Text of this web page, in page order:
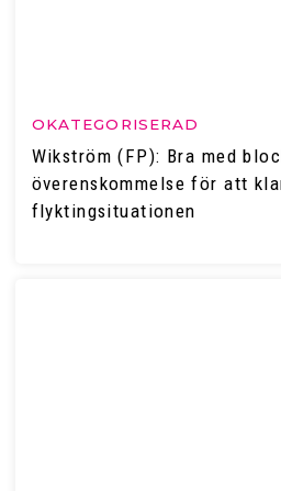
OKATEGORISERAD
Wikström (FP): Bra med
överenskommelse för att
flyktingsituationen